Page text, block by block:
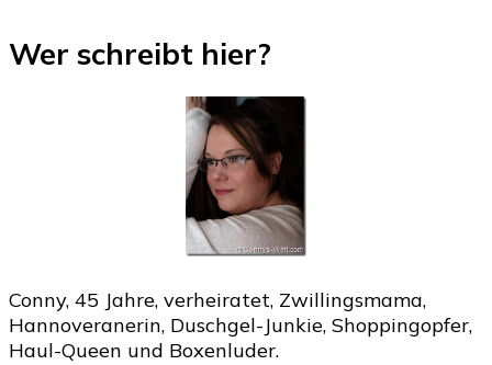
Wer schreibt hier?
Conny, 45 Jahre, verheiratet, Zwillingsmama,
Hannoveranerin, Duschgel-Junkie, Shoppingopfer,
Haul-Queen und Boxenluder.